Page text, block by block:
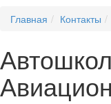
Главная
Контакты